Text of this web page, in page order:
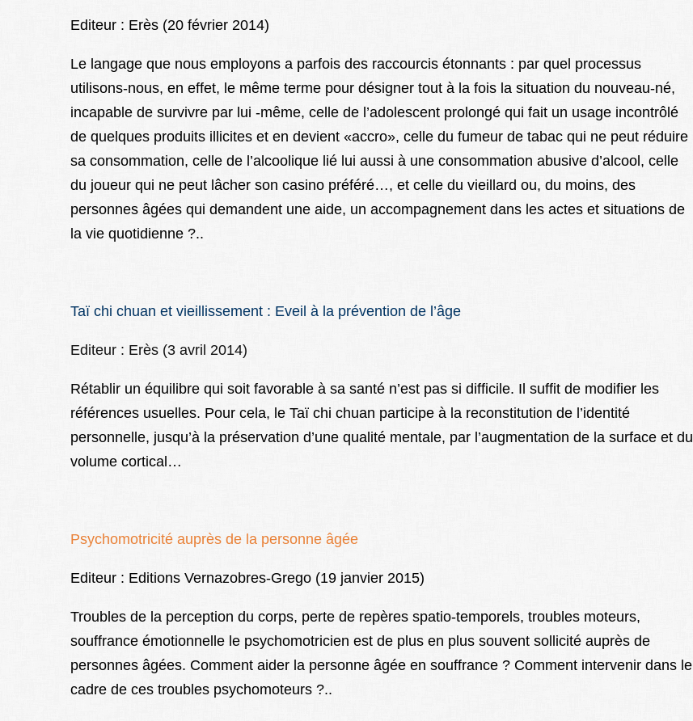
Editeur : Erès (20 février 2014)
Le langage que nous employons a parfois des raccourcis étonnants : par quel processus
utilisons-nous, en effet, le même terme pour désigner tout à la fois la situation du nouveau-né,
incapable de survivre par lui -même, celle de l’adolescent prolongé qui fait un usage incontrôlé
de quelques produits illicites et en devient «accro», celle du fumeur de tabac qui ne peut réduire
sa consommation, celle de l’alcoolique lié lui aussi à une consommation abusive d’alcool, celle
du joueur qui ne peut lâcher son casino préféré…, et celle du vieillard ou, du moins, des
personnes âgées qui demandent une aide, un accompagnement dans les actes et situations de
la vie quotidienne ?..
Taï chi chuan et vieillissement : Eveil à la prévention de l’âge
Editeur : Erès (3 avril 2014)
Rétablir un équilibre qui soit favorable à sa santé n’est pas si difficile. Il suffit de modifier les
références usuelles. Pour cela, le Taï chi chuan participe à la reconstitution de l’identité
personnelle, jusqu’à la préservation d’une qualité mentale, par l’augmentation de la surface et du
volume cortical…
Psychomotricité auprès de la personne âgée
Editeur : Editions Vernazobres-Grego (19 janvier 2015)
Troubles de la perception du corps, perte de repères spatio-temporels, troubles moteurs,
souffrance émotionnelle le psychomotricien est de plus en plus souvent sollicité auprès de
personnes âgées. Comment aider la personne âgée en souffrance ? Comment intervenir dans le
cadre de ces troubles psychomoteurs ?..